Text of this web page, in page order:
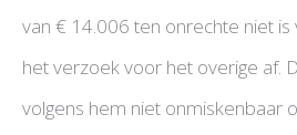
van € 14.006 ten onrechte niet
het verzoek voor het overige af.
volgens hem niet onmiskenbaar